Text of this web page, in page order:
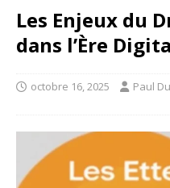
Les Enjeux du
dans l’Ère
octobre 16, 2025 Paul